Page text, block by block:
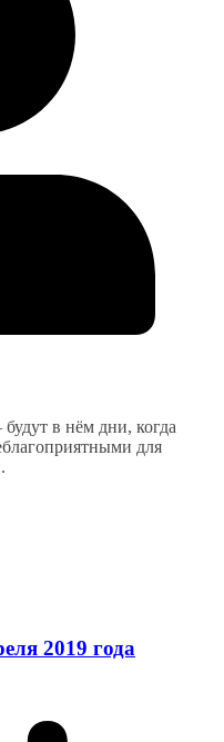
в нём дни, когда
для
2019 года